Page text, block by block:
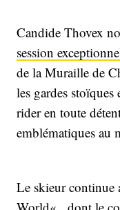
Candide Thovex
session
de la Muraille de
les gardes
rider en toute
emblématiques au
Le skieur continue